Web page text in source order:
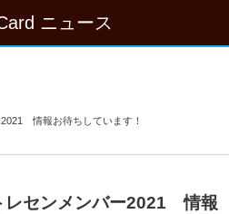
ニュース
情報お待ちしています！
レセンメンバー2021 情報